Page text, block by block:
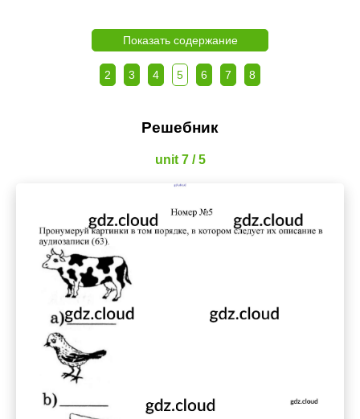
Показать содержание
2 3 4 5 6 7 8
Решебник
unit 7 / 5